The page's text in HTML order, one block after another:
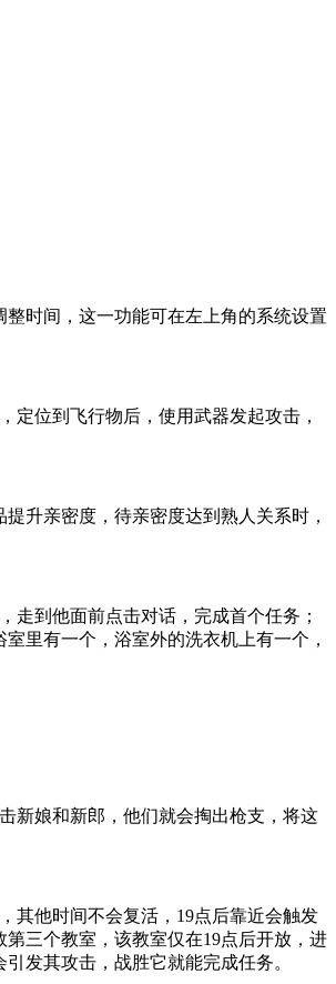
时间，这一功能可在左上角的系统设置
定位到飞行物后，使用武器发起攻击，
升亲密度，待亲密度达到熟人关系时，
走到他面前点击对话，完成首个任务；
里有一个，浴室外的洗衣机上有一个，
新娘和新郎，他们就会掏出枪支，将这
其他时间不会复活，19点后靠近会触发
三个教室，该教室仅在19点后开放，进
发其攻击，战胜它就能完成任务。